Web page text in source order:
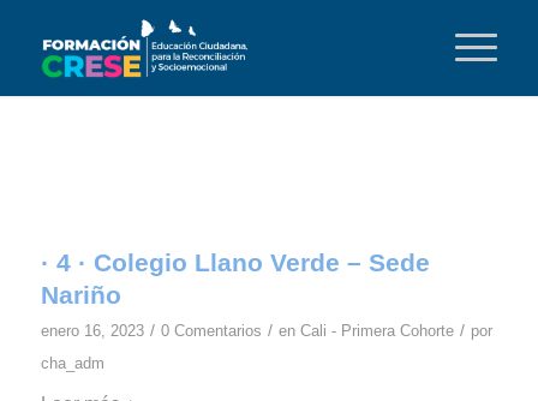
· 4 · Colegio Llano Verde – Sede
Nariño
enero 16, 2023 / 0 Comentarios / en Cali - Primera Cohorte / por
cha_adm